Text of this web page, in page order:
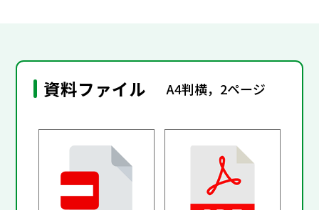
資料ファイル A4判横，2ページ